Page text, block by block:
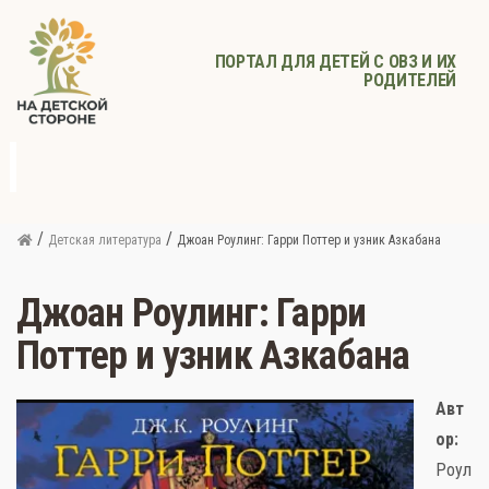
ПОРТАЛ ДЛЯ ДЕТЕЙ С ОВЗ И ИХ
РОДИТЕЛЕЙ
/ Детская литература / Джоан Роулинг: Гарри Поттер и узник Азкабана
Джоан Роулинг: Гарри
Поттер и узник Азкабана
Авт
ор:
Роул